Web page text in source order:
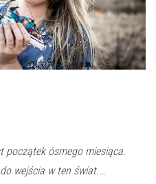
początek ósmego miesiąca.
wejścia w ten świat.…